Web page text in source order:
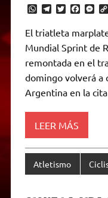
W
a
t
s
p
p
T
l
e
g
r
a
m
T
t
t
e
r
F
e
b
o
k
M
s
s
e
n
g
e
El triatleta
Mundial Sprint de
remontada en el
domingo volverá a
Argentina en la
LEER MÁS
Atletismo